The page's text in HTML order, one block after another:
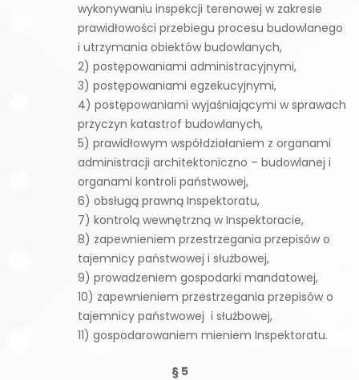
wykonywaniu inspekcji terenowej w zakresie
prawidłowości przebiegu procesu budowlanego
i utrzymania obiektów budowlanych,
2) postępowaniami administracyjnymi,
3) postępowaniami egzekucyjnymi,
4) postępowaniami wyjaśniającymi w sprawach
przyczyn katastrof budowlanych,
5) prawidłowym współdziałaniem z organami
administracji architektoniczno – budowlanej i
organami kontroli państwowej,
6) obsługą prawną Inspektoratu,
7) kontrolą wewnętrzną w Inspektoracie,
8) zapewnieniem przestrzegania przepisów o
tajemnicy państwowej i służbowej,
9) prowadzeniem gospodarki mandatowej,
10) zapewnieniem przestrzegania przepisów o
tajemnicy państwowej i służbowej,
11) gospodarowaniem mieniem Inspektoratu.
§ 5